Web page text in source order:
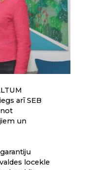
arī SEB
un
locekle